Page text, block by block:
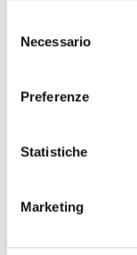
delNecessario
Preferenze
Statistiche
Marketing